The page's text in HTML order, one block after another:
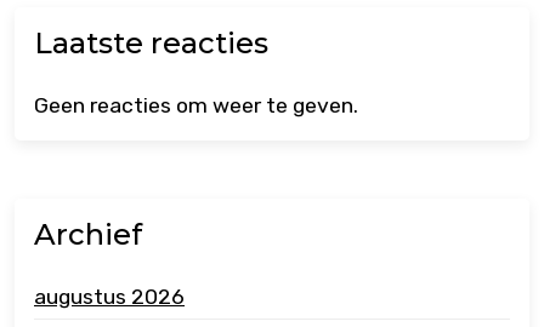
Laatste reacties
Geen reacties om weer te geven.
Archief
augustus 2026